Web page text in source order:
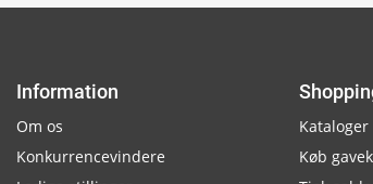
Information
Om os
Konkurrencevindere
Kataloger
Køb